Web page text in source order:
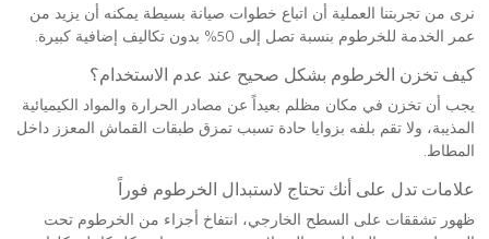
نرى من تجربتنا العملية أن اتباع خطوات صيانة بسيطة يمكنه أن يزيد من
عمر الخدمة للخرطوم بنسبة تصل إلى 50% بدون تكاليف إضافية كبيرة.
كيف تخزن الخرطوم بشكل صحيح عند عدم الاستخدام؟
يجب أن تخزن في مكان مظلم بعيداً عن مصادر الحرارة والمواد الكيميائية
المذيبة، ولا تقم بلفه بزوايا حادة تسبب تمزق طبقات القماش المعزز داخل
المطاط.
علامات تدل على أنك تحتاج لاستبدال الخرطوم فوراً
ظهور تشققات على السطح الخارجي، انتفاخ أجزاء من الخرطوم تحت